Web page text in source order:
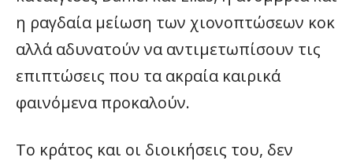
η ραγδαία μείωση των χιονοπτώσεων κοκ
αλλά αδυνατούν να αντιμετωπίσουν τις
επιπτώσεις που τα ακραία καιρικά
φαινόμενα προκαλούν.
Το κράτος και οι διοικήσεις του, δεν